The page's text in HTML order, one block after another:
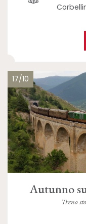
17/10
Autunno
Treno